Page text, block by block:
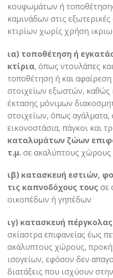
κουφωμάτων ή
καμινάδων στις
κτιρίων χωρίς χρήση
ια) τοποθέτηση ή
κτίρια, όπως ντουλάπες
τοποθέτηση ή και
στοιχείων εξωστών, καθώς
έκτασης μόνιμων
στοιχείων, όπως αγάλματα,
εικονοστάσια, πάγκοι και
καταλυμάτων ζώων
τ.μ.σε ακαλύπτους
ιβ) κατασκευή εστιών,
τις καπνοδόχους τους σε
οικοπέδων ή γηπέδων
ιγ) κατασκευή πέργκολας
σκίαστρα επιφανείας έως
ακάλυπτους χώρους,
ισογείων, εφόσον δεν
διατάξεις που ισχύουν